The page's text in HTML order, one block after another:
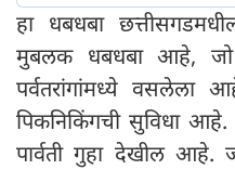
हा धबधबा
मुबलक धबधबा आहे,
पर्वतरांगांमध्ये वसलेला
पिकनिकिंगची सुविधा
पार्वती गुहा देखील आहे.